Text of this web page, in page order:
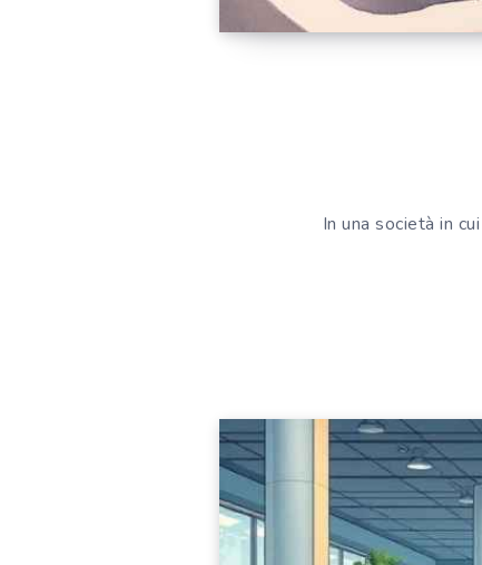
In una società in